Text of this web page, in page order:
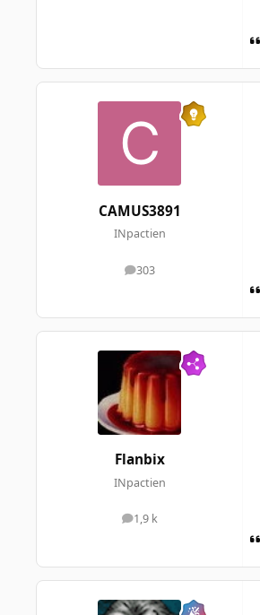
CAMUS3891
INpactien
303
messages
Flanbix
INpactien
1,9 k
messages